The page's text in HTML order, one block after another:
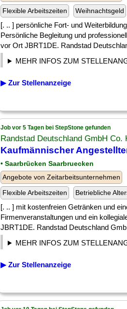
Flexible Arbeitszeiten
Weihnachtsgeld
[. .. ] persönliche Fort- und
Persönliche Begleitung und
vor Ort JBRT1DE. Randstad
MEHR INFOS ZUM
▶ Zur Stellenanzeige
Job vor 5 Tagen bei StepStone gefunden
Randstad Deutschland GmbH Co.
Kaufmännischer
• Saarbrücken Saarbruecken
Angebote von Zeitarbeitsunternehmen
Flexible Arbeitszeiten
Betriebliche
[. .. ] mit kostenfreien Getränken und
Firmenveranstaltungen und ein
JBRT1DE. Randstad Deutschland
MEHR INFOS ZUM
▶ Zur Stellenanzeige